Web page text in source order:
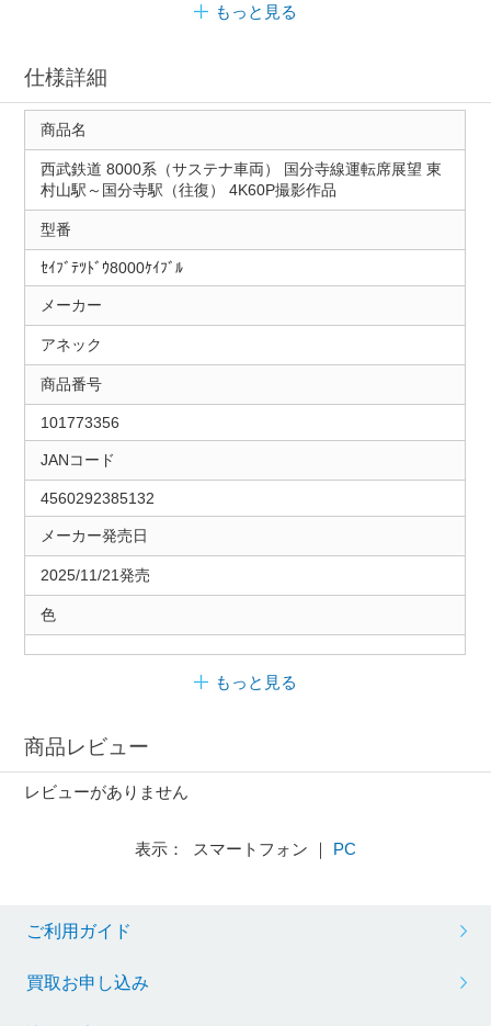
もっと見る
仕様詳細
商品名
西武鉄道 8000系（サステナ車両） 国分寺線運転席展望 東
村山駅～国分寺駅（往復） 4K60P撮影作品
型番
ｾｲﾌﾞﾃﾂﾄﾞｳ8000ｹｲﾌﾞﾙ
メーカー
アネック
商品番号
101773356
JANコード
4560292385132
メーカー発売日
2025/11/21発売
色
もっと見る
商品レビュー
レビューがありません
表示： スマートフォン ｜ PC
ご利用ガイド
買取お申し込み